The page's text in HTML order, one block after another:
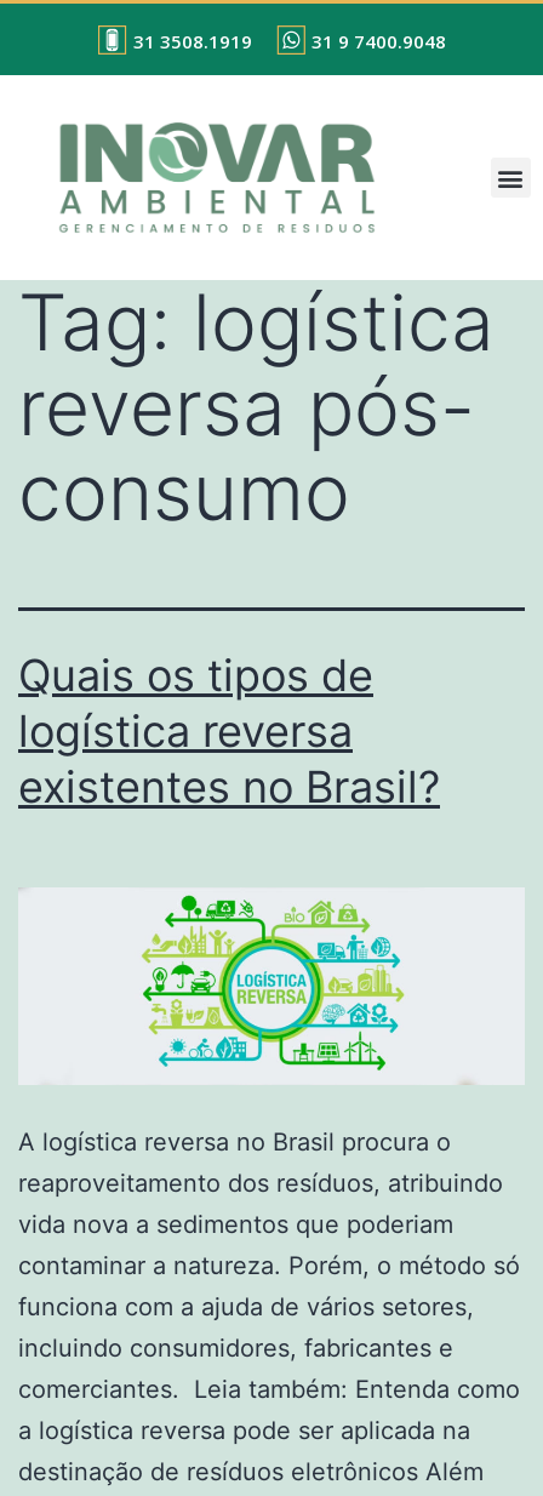
31 3508.1919 31 9 7400.9048
Tag: logística
reversa pós-
consumo
Quais os tipos de
logística reversa
existentes no Brasil?
A logística reversa no Brasil procura o
reaproveitamento dos resíduos, atribuindo
vida nova a sedimentos que poderiam
contaminar a natureza. Porém, o método só
funciona com a ajuda de vários setores,
incluindo consumidores, fabricantes e
comerciantes. Leia também: Entenda como
a logística reversa pode ser aplicada na
destinação de resíduos eletrônicos Além